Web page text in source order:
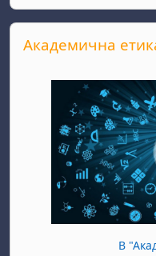
Прескочи Академична
Академична
В